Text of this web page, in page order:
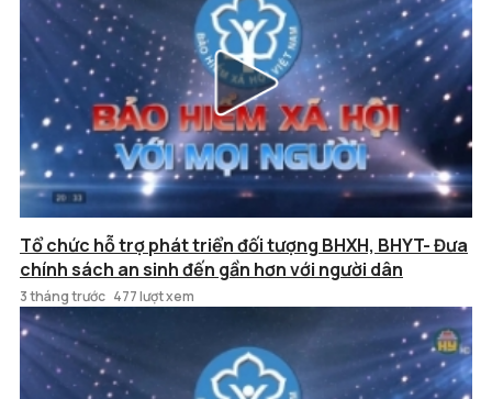
Tổ chức hỗ trợ phát triển đối tượng BHXH, BHYT- Đưa
chính sách an sinh đến gần hơn với người dân
3 tháng trước 477 lượt xem